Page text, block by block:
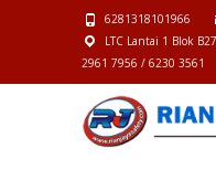
6281318101966
LTC Lantai 1 Blok
2961 7956 / 6230 3561